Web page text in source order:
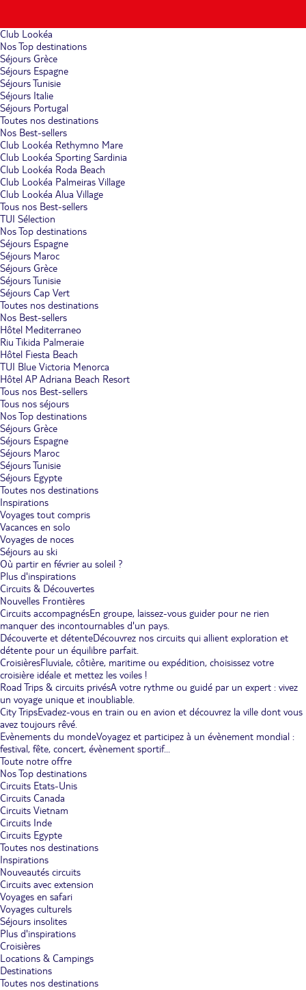
Club Lookéa
Nos Top destinations
Séjours Grèce
Séjours Espagne
Séjours Tunisie
Séjours Italie
Séjours Portugal
Toutes nos destinations
Nos Best-sellers
Club Lookéa Rethymno Mare
Club Lookéa Sporting Sardinia
Club Lookéa Roda Beach
Club Lookéa Palmeiras Village
Club Lookéa Alua Village
Tous nos Best-sellers
TUI Sélection
Nos Top destinations
Séjours Espagne
Séjours Maroc
Séjours Grèce
Séjours Tunisie
Séjours Cap Vert
Toutes nos destinations
Nos Best-sellers
Hôtel Mediterraneo
Riu Tikida Palmeraie
Hôtel Fiesta Beach
TUI Blue Victoria Menorca
Hôtel AP Adriana Beach Resort
Tous nos Best-sellers
Tous nos séjours
Nos Top destinations
Séjours Grèce
Séjours Espagne
Séjours Maroc
Séjours Tunisie
Séjours Egypte
Toutes nos destinations
Inspirations
Voyages tout compris
Vacances en solo
Voyages de noces
Séjours au ski
Où partir en février au soleil ?
Plus d'inspirations
Circuits & Découvertes
Nouvelles Frontières
Circuits accompagnésEn groupe, laissez-vous guider pour ne rien
manquer des incontournables d'un pays.
Découverte et détenteDécouvrez nos circuits qui allient exploration et
détente pour un équilibre parfait.
CroisièresFluviale, côtière, maritime ou expédition, choisissez votre
croisière idéale et mettez les voiles !
Road Trips & circuits privésA votre rythme ou guidé par un expert : vivez
un voyage unique et inoubliable.
City TripsEvadez-vous en train ou en avion et découvrez la ville dont vous
avez toujours rêvé.
Evènements du mondeVoyagez et participez à un évènement mondial :
festival, fête, concert, évènement sportif...
Toute notre offre
Nos Top destinations
Circuits Etats-Unis
Circuits Canada
Circuits Vietnam
Circuits Inde
Circuits Egypte
Toutes nos destinations
Inspirations
Nouveautés circuits
Circuits avec extension
Voyages en safari
Voyages culturels
Séjours insolites
Plus d'inspirations
Croisières
Locations & Campings
Destinations
Toutes nos destinations